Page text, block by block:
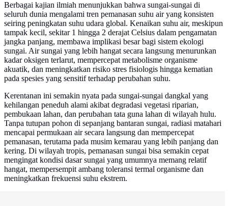
Berbagai kajian ilmiah menunjukkan bahwa sungai-sungai di
seluruh dunia mengalami tren pemanasan suhu air yang konsisten
seiring peningkatan suhu udara global. Kenaikan suhu air, meskipun
tampak kecil, sekitar 1 hingga 2 derajat Celsius dalam pengamatan
jangka panjang, membawa implikasi besar bagi sistem ekologi
sungai. Air sungai yang lebih hangat secara langsung menurunkan
kadar oksigen terlarut, mempercepat metabolisme organisme
akuatik, dan meningkatkan risiko stres fisiologis hingga kematian
pada spesies yang sensitif terhadap perubahan suhu.
Kerentanan ini semakin nyata pada sungai-sungai dangkal yang
kehilangan peneduh alami akibat degradasi vegetasi riparian,
pembukaan lahan, dan perubahan tata guna lahan di wilayah hulu.
Tanpa tutupan pohon di sepanjang bantaran sungai, radiasi matahari
mencapai permukaan air secara langsung dan mempercepat
pemanasan, terutama pada musim kemarau yang lebih panjang dan
kering. Di wilayah tropis, pemanasan sungai bisa semakin cepat
mengingat kondisi dasar sungai yang umumnya memang relatif
hangat, mempersempit ambang toleransi termal organisme dan
meningkatkan frekuensi suhu ekstrem.